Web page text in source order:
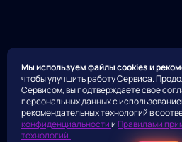
Мы используем файлы cookies и
чтобы улучшить работу Сервиса.
Сервисом, вы подтверждаете свое
персональных данных с
рекомендательных технологий в
конфиденциальностии Правилами
технологий.